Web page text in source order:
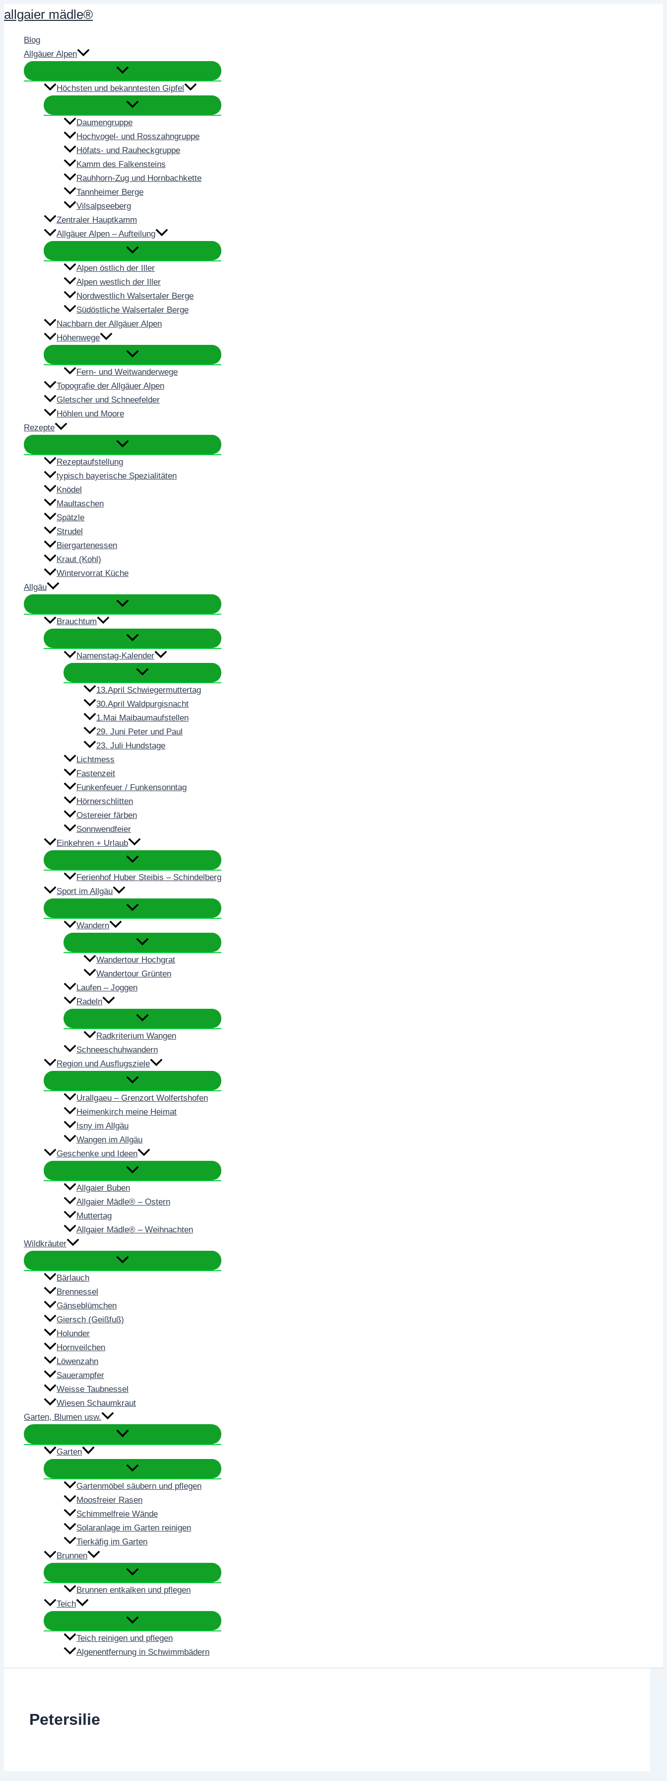
Zum
Inhalt
springen
allgaier mädle®
Blog
Allgäuer Alpen
Höchsten und bekanntesten Gipfel
Daumengruppe
Hochvogel- und Rosszahngruppe
Höfats- und Rauheckgruppe
Kamm des Falkensteins
Rauhhorn-Zug und Hornbachkette
Tannheimer Berge
Vilsalpseeberg
Zentraler Hauptkamm
Allgäuer Alpen – Aufteilung
Alpen östlich der Iller
Alpen westlich der Iller
Nordwestlich Walsertaler Berge
Südöstliche Walsertaler Berge
Nachbarn der Allgäuer Alpen
Höhenwege
Fern- und Weitwanderwege
Topografie der Allgäuer Alpen
Gletscher und Schneefelder
Höhlen und Moore
Rezepte
Rezeptaufstellung
typisch bayerische Spezialitäten
Knödel
Maultaschen
Spätzle
Strudel
Biergartenessen
Kraut (Kohl)
Wintervorrat Küche
Allgäu
Brauchtum
Namenstag-Kalender
13.April Schwiegermuttertag
30.April Waldpurgisnacht
1.Mai Maibaumaufstellen
29. Juni Peter und Paul
23. Juli Hundstage
Lichtmess
Fastenzeit
Funkenfeuer / Funkensonntag
Hörnerschlitten
Ostereier färben
Sonnwendfeier
Einkehren + Urlaub
Ferienhof Huber Steibis – Schindelberg
Sport im Allgäu
Wandern
Wandertour Hochgrat
Wandertour Grünten
Laufen – Joggen
Radeln
Radkriterium Wangen
Schneeschuhwandern
Region und Ausflugsziele
Urallgaeu – Grenzort Wolfertshofen
Heimenkirch meine Heimat
Isny im Allgäu
Wangen im Allgäu
Geschenke und Ideen
Allgaier Buben
Allgaier Mädle® – Ostern
Muttertag
Allgaier Mädle® – Weihnachten
Wildkräuter
Bärlauch
Brennessel
Gänseblümchen
Giersch (Geißfuß)
Holunder
Hornveilchen
Löwenzahn
Sauerampfer
Weisse Taubnessel
Wiesen Schaumkraut
Garten, Blumen usw.
Garten
Gartenmöbel säubern und pflegen
Moosfreier Rasen
Schimmelfreie Wände
Solaranlage im Garten reinigen
Tierkäfig im Garten
Brunnen
Brunnen entkalken und pflegen
Teich
Teich reinigen und pflegen
Algenentfernung in Schwimmbädern
Petersilie